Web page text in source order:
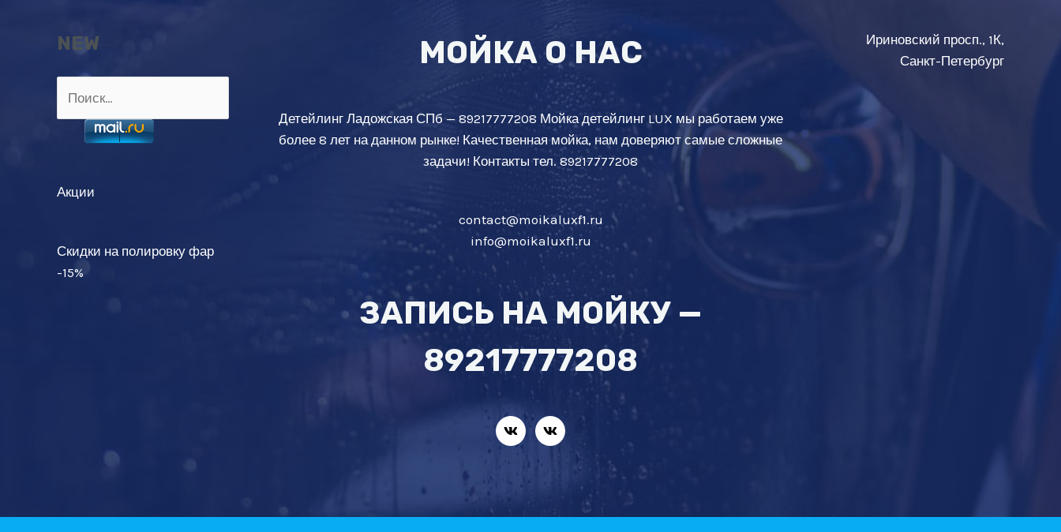
NEW
Акции
Скидки на полировку фар
-15%
МОЙКА О НАС
Детейлинг Ладожская СПб — 89217777208 Мойка детейлинг LUX мы работаем уже
более 8 лет на данном рынке! Качественная мойка, нам доверяют самые сложные
задачи! Контакты тел. 89217777208
contact@moikaluxf1.ru
info@moikaluxf1.ru
ЗАПИСЬ НА МОЙКУ —
89217777208
Ириновский просп., 1К,
Санкт-Петербург